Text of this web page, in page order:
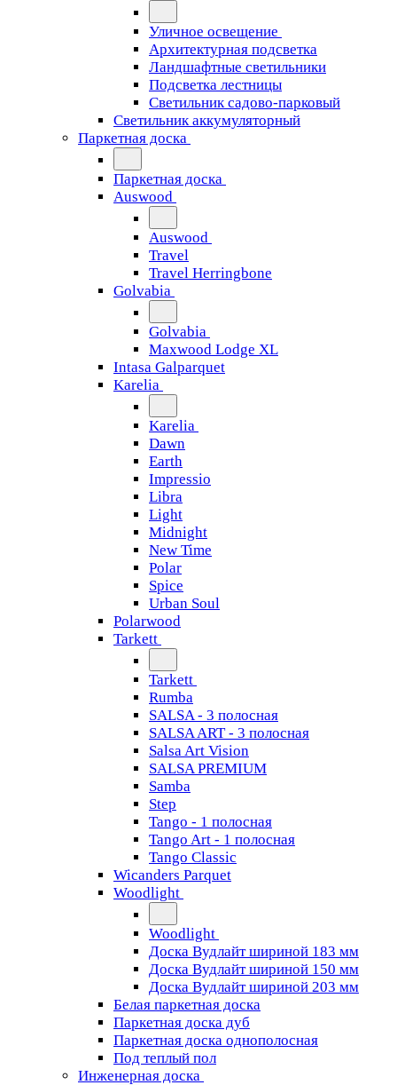
Уличное освещение
Архитектурная подсветка
Ландшафтные светильники
Подсветка лестницы
Светильник садово-парковый
Светильник аккумуляторный
Паркетная доска
Паркетная доска
Auswood
Auswood
Travel
Travel Herringbone
Golvabia
Golvabia
Maxwood Lodge XL
Intasa Galparquet
Karelia
Karelia
Dawn
Earth
Impressio
Libra
Light
Midnight
New Time
Polar
Spice
Urban Soul
Polarwood
Tarkett
Tarkett
Rumba
SALSA - 3 полосная
SALSA ART - 3 полосная
Salsa Art Vision
SALSA PREMIUM
Samba
Step
Tango - 1 полосная
Tango Art - 1 полосная
Tango Classiс
Wicanders Parquet
Woodlight
Woodlight
Доска Вудлайт шириной 183 мм
Доска Вудлайт шириной 150 мм
Доска Вудлайт шириной 203 мм
Белая паркетная доска
Паркетная доска дуб
Паркетная доска однополосная
Под теплый пол
Инженерная доска